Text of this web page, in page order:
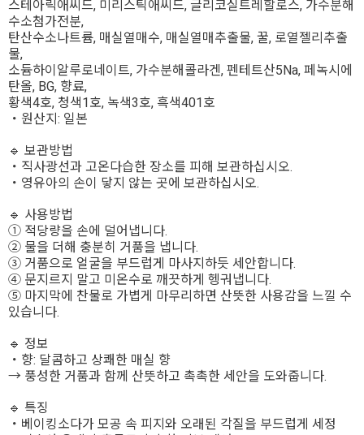
스테아릭애씨드, 미리스틱애씨드, 글리코실트레할로스, 가수분해
수소첨가전분,
탄산수소나트륨, 매실열매수, 매실열매추출물, 꿀, 로열젤리추출
물,
소듐하이알루로네이트, 가수분해콜라겐, 펜테트산5Na, 페녹시에
탄올, BG, 향료,
황색4호, 청색1호, 녹색3호, 흑색401호
・원산지: 일본
🔹 보관방법
・직사광선과 고온다습한 장소를 피해 보관하십시오.
・영유아의 손이 닿지 않는 곳에 보관하십시오.
🔹 사용방법
① 적당량을 손에 덜어냅니다.
② 물을 더해 충분히 거품을 냅니다.
③ 거품으로 얼굴을 부드럽게 마사지하듯 세안합니다.
④ 문지르지 말고 미온수로 깨끗하게 헹궈냅니다.
⑤ 마지막에 찬물로 가볍게 마무리하면 산뜻한 사용감을 느낄 수
있습니다.
🔹 정보
・향: 달콤하고 상쾌한 매실 향
→ 풍성한 거품과 함께 산뜻하고 촉촉한 세안을 도와줍니다.
🔹 특징
・베이킹소다가 모공 속 피지와 오래된 각질을 부드럽게 세정